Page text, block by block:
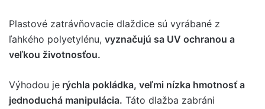
Plastové zatrávňovacie dlaždice sú vyrábané z
ľahkého polyetylénu, vyznačujú sa UV ochranou a
veľkou životnosťou.
Výhodou je rýchla pokládka, veľmi nízka hmotnosť a
jednoduchá manipulácia. Táto dlažba zabráni